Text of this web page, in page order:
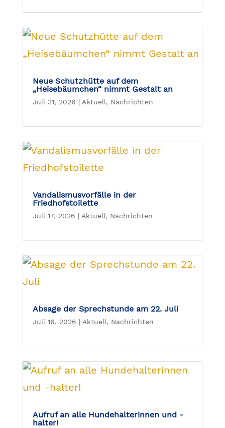
Neue Schutzhütte auf dem
„Heisebäumchen“ nimmt Gestalt an
Juli 31, 2026 | Aktuell, Nachrichten
Vandalismusvorfälle in der
Friedhofstoilette
Juli 17, 2026 | Aktuell, Nachrichten
Absage der Sprechstunde am 22. Juli
Juli 16, 2026 | Aktuell, Nachrichten
Aufruf an alle Hundehalterinnen und -
halter!